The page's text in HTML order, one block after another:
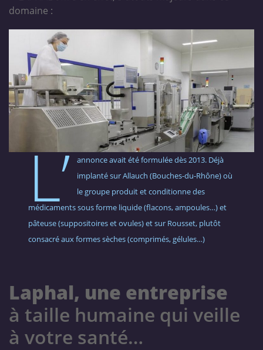
L’
annonce avait été formulée dès 2013. Déjà
implanté sur Allauch (Bouches-du-Rhône) où
le groupe produit et conditionne des
médicaments sous forme liquide (flacons, ampoules…) et
pâteuse (suppositoires et ovules) et sur Rousset, plutôt
consacré aux formes sèches (comprimés, gélules…)
Laphal, une entreprise
à taille humaine qui veille
à votre santé…